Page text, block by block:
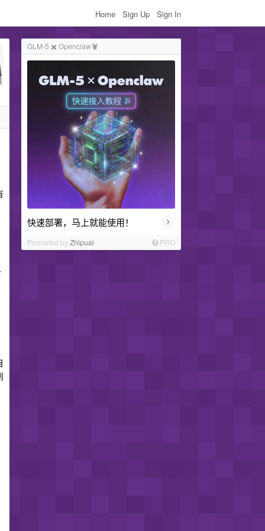
Home Sign Up Sign In
GLM-5 ✖️ Openclaw🦞
快速部署，马上就能使用！ ›
Promoted byZhipuai PRO